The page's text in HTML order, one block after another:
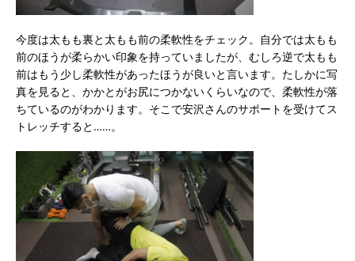
今度は太もも裏と太もも前の柔軟性をチェック。自分では太もも
前のほうが柔らかい印象を持っていましたが、むしろ逆で太もも
前はもう少し柔軟性があったほうが良いと言います。たしかに写
真を見ると、かかとがお尻につかないくらいなので、柔軟性が落
ちているのがわかります。そこで安沢さんのサポートを受けてス
トレッチすると……。